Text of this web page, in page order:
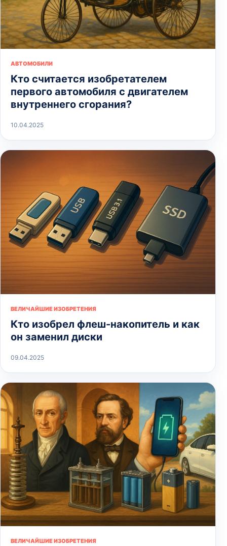
АВТОМОБИЛИ
Кто считается изобретателем
первого автомобиля с двигателем
внутреннего сгорания?
10.04.2025
ВЕЛИЧАЙШИЕ ИЗОБРЕТЕНИЯ
Кто изобрел флеш-накопитель и как
он заменил диски
09.04.2025
ВЕЛИЧАЙШИЕ ИЗОБРЕТЕНИЯ